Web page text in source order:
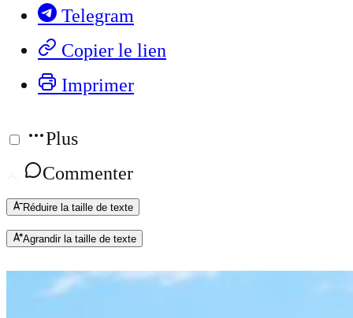
Telegram
Copier le lien
Imprimer
Plus
Commenter
Réduire la taille de texte
Agrandir la taille de texte